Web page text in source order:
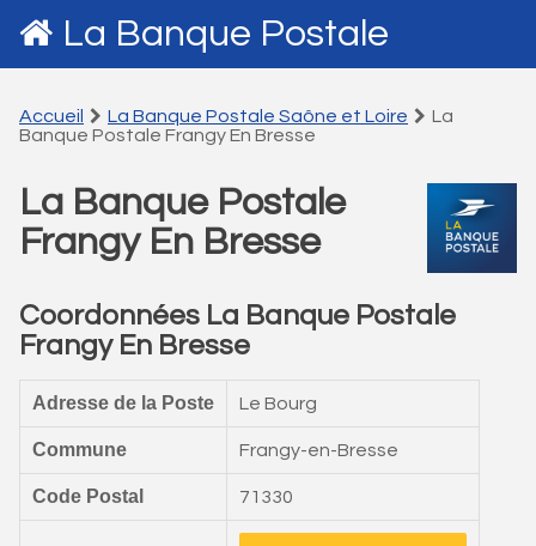
La Banque Postale
Accueil La Banque Postale Saône et Loire
La
Banque Postale Frangy En Bresse
La Banque Postale
Frangy En Bresse
Coordonnées La Banque Postale
Frangy En Bresse
Adresse de la Poste Le Bourg
Commune Frangy-en-Bresse
Code Postal 71330